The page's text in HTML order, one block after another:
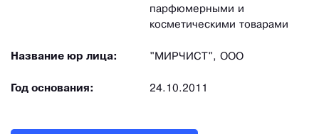
парфюмерными и
косметическими товарами
Название юр лица: "МИРЧИСТ", ООО
Год основания: 24.10.2011